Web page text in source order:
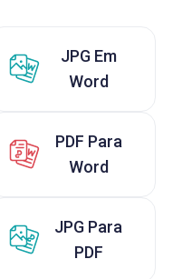
JPG Em
Word
PDF Para
Word
JPG Para
PDF